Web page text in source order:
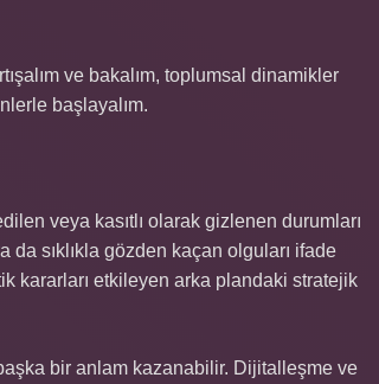
ve bakalım, toplumsal dinamikler
başlayalım.
veya kasıtlı olarak gizlenen durumları
sıklıkla gözden kaçan olguları ifade
kararları etkileyen arka plandaki stratejik
bir anlam kazanabilir. Dijitalleşme ve